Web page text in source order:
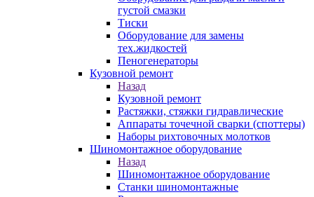
густой смазки
Тиски
Оборудование для замены
тех.жидкостей
Пеногенераторы
Кузовной ремонт
Назад
Кузовной ремонт
Растяжки, стяжки гидравлические
Аппараты точечной сварки (споттеры)
Наборы рихтовочных молотков
Шиномонтажное оборудование
Назад
Шиномонтажное оборудование
Станки шиномонтажные